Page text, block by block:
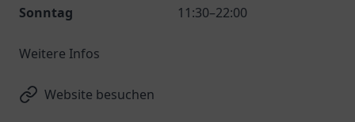
Sonntag
11:30–22:00
Weitere Infos
Website besuchen